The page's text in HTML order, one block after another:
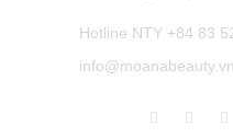
Hotline NTY +84 83
info@moanabeauty.vn